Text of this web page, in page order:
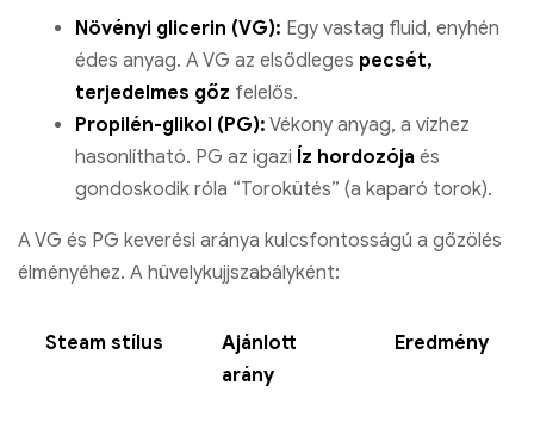
Növényi glicerin (VG): Egy vastag fluid, enyhén
édes anyag. A VG az elsődleges pecsét,
terjedelmes gőz felelős.
Propilén-glikol (PG): Vékony anyag, a vízhez
hasonlítható. PG az igazi Íz hordozója és
gondoskodik róla “Torokütés” (a kaparó torok).
A VG és PG keverési aránya kulcsfontosságú a gőzölés
élményéhez. A hüvelykujjszabályként:
Steam stílus
Ajánlott
arány
Eredmény